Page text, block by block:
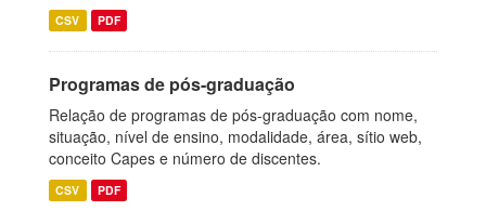
CSV PDF
Programas de pós-graduação
Relação de programas de pós-graduação com nome,
situação, nível de ensino, modalidade, área, sítio web,
conceito Capes e número de discentes.
CSV PDF